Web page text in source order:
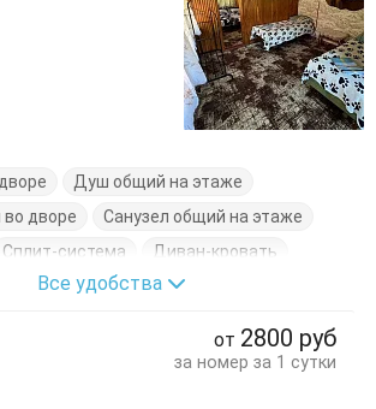
Душ общий на этаже
дворе
Санузел общий на этаже
Сплит-система
Диван-кровать
Комод
Кресло-кровать
Все удобства
от 2800 руб
за номер за 1 сутки